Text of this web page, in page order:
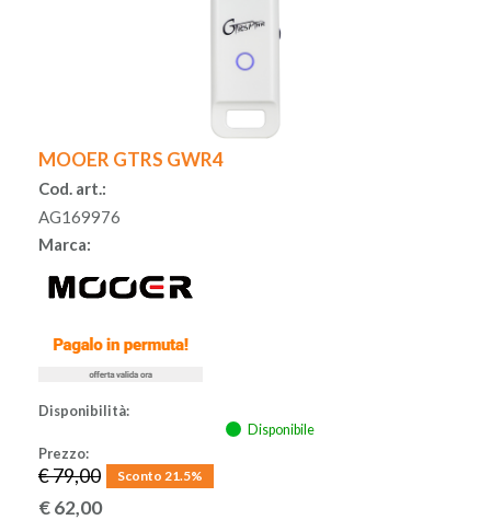
MOOER GTRS GWR4
Cod. art.:
AG169976
Marca:
Disponibilità:
Disponibile
Prezzo:
€ 79,00 Sconto 21.5%
€62,00